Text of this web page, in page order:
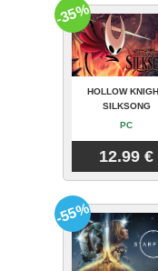
HOLLOW
SILKSONG
PC
12.99 €
-35%
-55%